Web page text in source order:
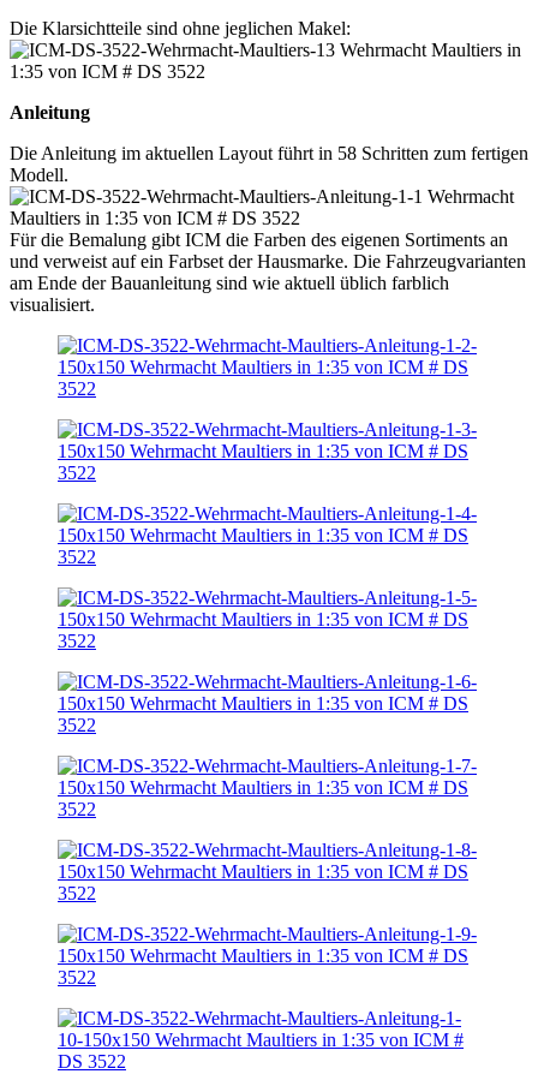
Die Klarsichtteile sind ohne jeglichen Makel:
Anleitung
Die Anleitung im aktuellen Layout führt in 58 Schritten zum fertigen
Modell.
Für die Bemalung gibt ICM die Farben des eigenen Sortiments an
und verweist auf ein Farbset der Hausmarke. Die Fahrzeugvarianten
am Ende der Bauanleitung sind wie aktuell üblich farblich
visualisiert.